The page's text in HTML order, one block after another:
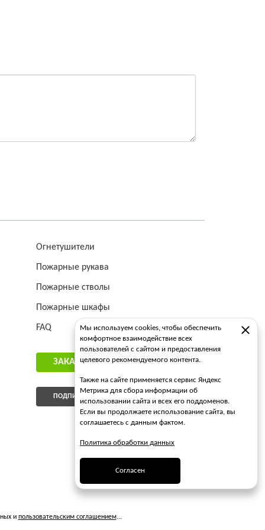
Огнетушители
Пожарные рукава
Пожарные стволы
Пожарные шкафы
FAQ
ЗАКАЗАТЬ ЗВОНОК
ПОДПИСАТЬСЯ НА РАССЫЛКУ
и пользовательским соглашением...
Мы используем cookies, чтобы обеспечить
комфортное взаимодействие всех
пользователей с сайтом и предоставления
целевого рекомендуемого контента.
Также на сайте применяется сервис Яндекс
Метрика для сбора информации об
использовании сайта и всех его поддоменов.
Если вы продолжаете использование сайта, вы
соглашаетесь с данным фактом.
Политика обработки данных
Согласен